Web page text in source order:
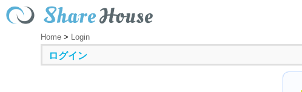
Home > Login
ログイン